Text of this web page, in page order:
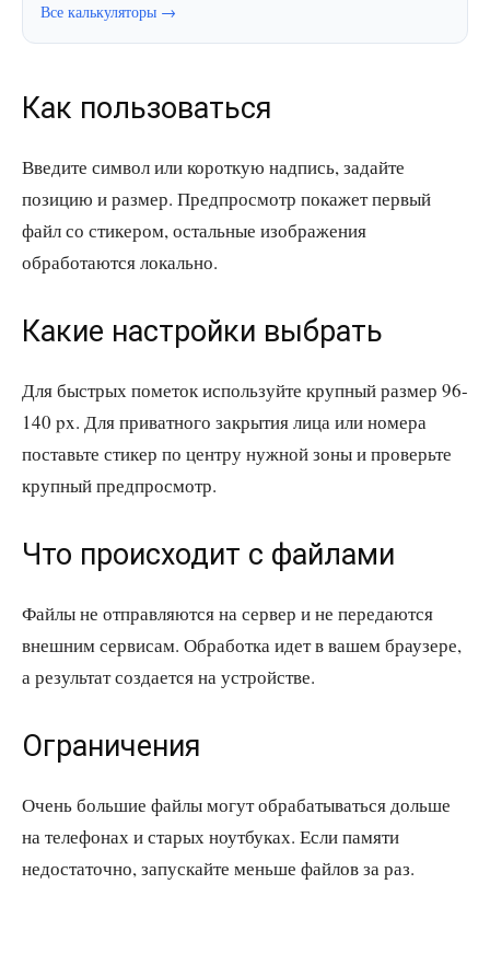
Все калькуляторы →
Как пользоваться
Введите символ или короткую надпись, задайте
позицию и размер. Предпросмотр покажет первый
файл со стикером, остальные изображения
обработаются локально.
Какие настройки выбрать
Для быстрых пометок используйте крупный размер 96-
140 px. Для приватного закрытия лица или номера
поставьте стикер по центру нужной зоны и проверьте
крупный предпросмотр.
Что происходит с файлами
Файлы не отправляются на сервер и не передаются
внешним сервисам. Обработка идет в вашем браузере,
а результат создается на устройстве.
Ограничения
Очень большие файлы могут обрабатываться дольше
на телефонах и старых ноутбуках. Если памяти
недостаточно, запускайте меньше файлов за раз.